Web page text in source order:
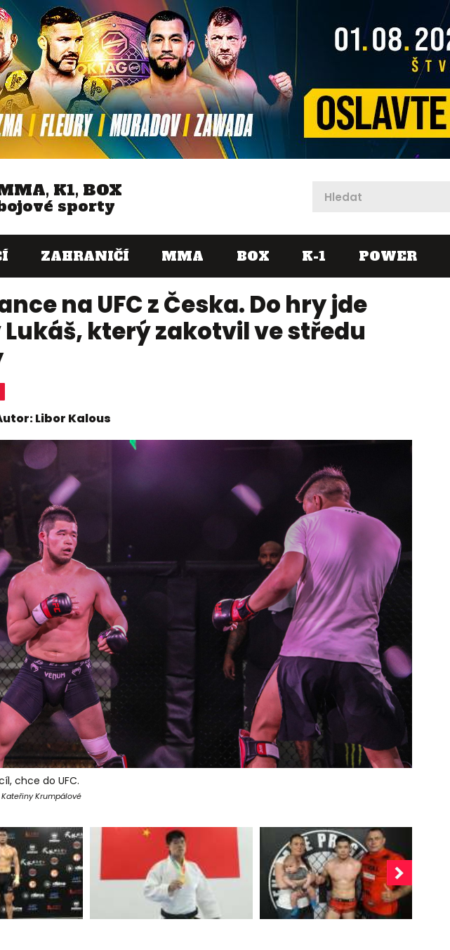
K1, BOX
sporty
ZAHRANIČÍ MMA BOX K-1 POWER
na UFC z Česka. Do hry jde
který zakotvil ve středu
Libor Kalous
chce do UFC.
Krumpálové